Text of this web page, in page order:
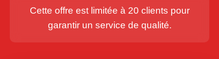
Cette offre est limitée à 20 clients pour
garantir un service de qualité.